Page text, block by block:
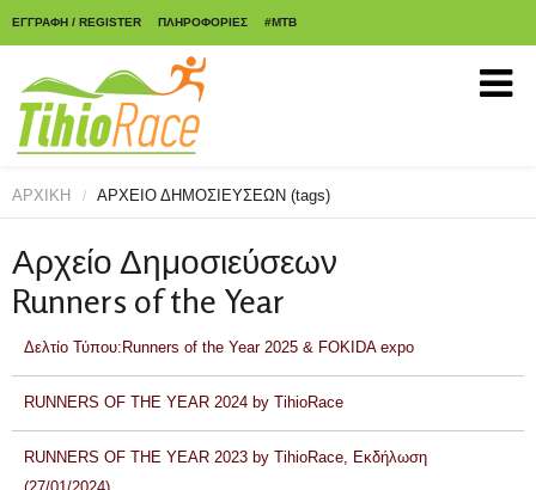
ΕΓΓΡΑΦΗ / REGISTER ΠΛΗΡΟΦΟΡΙΕΣ #MTB
ΑΡΧΙΚΗ / ΑΡΧΕΙΟ ΔΗΜΟΣΙΕΥΣΕΩΝ (tags)
Αρχείο Δημοσιεύσεων
Runners of the Year
Δελτίο Τύπου:Runners of the Year 2025 & FOKIDA expo
RUNNERS OF THE YEAR 2024 by TihioRace
RUNNERS OF THE YEAR 2023 by TihioRace, Εκδήλωση